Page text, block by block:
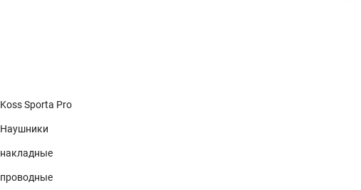
Koss Sporta Pro
Наушники
накладные
проводные